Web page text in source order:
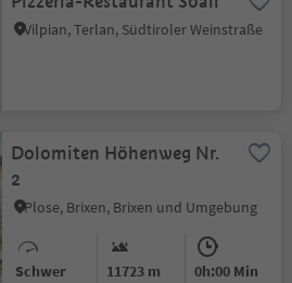
Vilpian, Terlan, Südtiroler Weinstraße
Dolomiten Höhenweg Nr.
2
Plose, Brixen, Brixen und Umgebung
Schwer 11723 m 0h:00 Min